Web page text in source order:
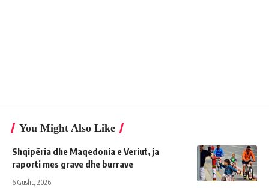
You Might Also Like
Shqipëria dhe Maqedonia e Veriut, ja
raporti mes grave dhe burrave
6 Gusht, 2026